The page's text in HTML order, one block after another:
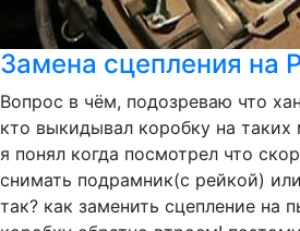
Замена сцепления на
Вопрос в чём, подозреваю что
кто выкидывал коробку на таких
я понял когда посмотрел что
снимать подрамник(с рейкой)
так? как заменить сцепление на